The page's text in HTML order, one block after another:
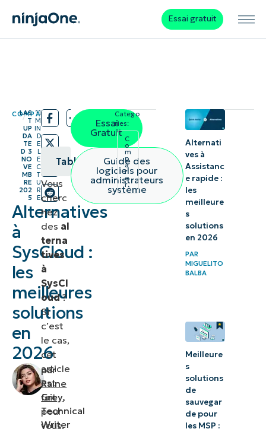
Essai gratuit
COMPARER
/
LAS
T
UP
DA
TE
D 3
NO
VE
MB
RE
202
5
/
11
M
IN
D
E
L
E
C
T
U
R
E
Alternatives
à
SysCloud :
les
meilleures
solutions
en
2026
par
Raine
Grey,
Technical
Writer
Table des matières
1.
NinjaOne
2. Druva
Data
Cloud
3. Cove
Protection
Qu’est-ce
que
SysCloud ?
Vous
cherc
hez
des al
terna
tives
à
SysCl
oud?
Si
c’est
le cas,
cet
article
est
fait
pour
vous.
Essai
Gratuit
Guide des
logiciels pour
administrateurs
système
Catego
ries:
C
o
m
p
a
r
e
r
Alternati
ves à
Assistanc
e rapide :
les
meilleure
s
solutions
en 2026
PAR
MIGUELITO
BALBA
Meilleure
s
solutions
de
sauvegar
de pour
les MSP :